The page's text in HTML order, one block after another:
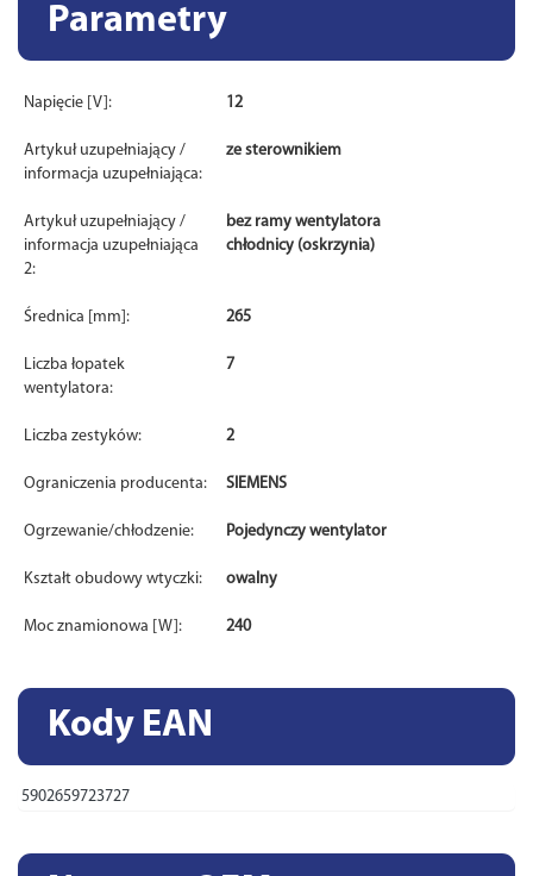
Parametry
Napięcie [V]: 12
Artykuł uzupełniający /
informacja uzupełniająca:
ze sterownikiem
Artykuł uzupełniający /
informacja uzupełniająca
2:
bez ramy wentylatora
chłodnicy (oskrzynia)
Średnica [mm]: 265
Liczba łopatek
wentylatora:
7
Liczba zestyków: 2
Ograniczenia producenta: SIEMENS
Ogrzewanie/chłodzenie: Pojedynczy wentylator
Kształt obudowy wtyczki: owalny
Moc znamionowa [W]: 240
Kody EAN
5902659723727